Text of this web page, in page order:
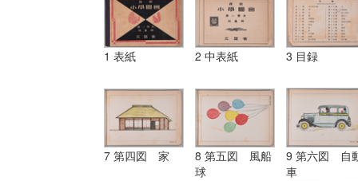
1 表紙 2 中表紙 3 目録
7 第四図 家
8 第五図 風船
球
9 第六図 自
車